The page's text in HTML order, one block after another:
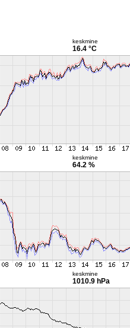
keskmine
16.4 °C
keskmine
64.2 %
keskmine
1010.9 hPa